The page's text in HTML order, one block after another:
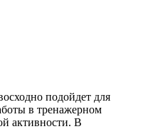
подойдет для
в тренажерном
активности. В